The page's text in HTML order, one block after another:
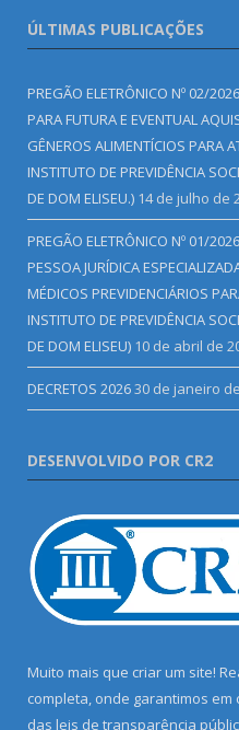
ÚLTIMAS PUBLICAÇÕES
PREGÃO ELETRÔNICO Nº 02/
PARA FUTURA E EVENTUAL
GÊNEROS ALIMENTÍCIOS PARA
INSTITUTO DE PREVIDÊNCIA
DE DOM ELISEU.) 14 de julho de
PREGÃO ELETRÔNICO Nº 01/
PESSOA JURÍDICA
MÉDICOS PREVIDENCIÁRIOS
INSTITUTO DE PREVIDÊNCIA
DE DOM ELISEU) 10 de abril de
DECRETOS 202630 de janeiro
DESENVOLVIDO POR CR2
Muito mais que criar um site!
completa, onde garantimos
das leis de transparência